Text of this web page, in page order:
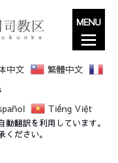
中文
繁體中文
Tiếng Việt
動翻訳を利用しています。
ださい。
Lord 2025 (2025
）
MENU